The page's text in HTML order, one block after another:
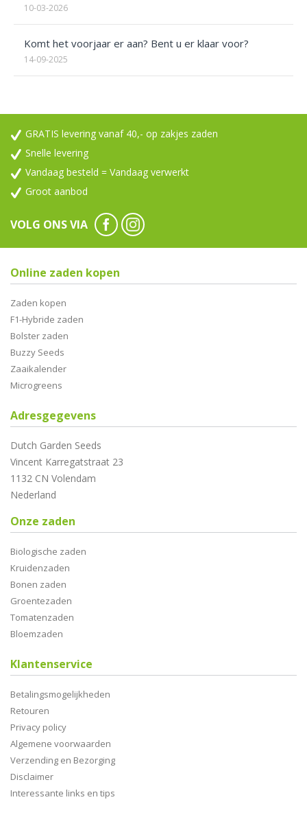
10-03-2026
Komt het voorjaar er aan? Bent u er klaar voor?
14-09-2025
GRATIS levering vanaf 40,- op zakjes zaden
Snelle levering
Vandaag besteld = Vandaag verwerkt
Groot aanbod
VOLG ONS VIA
Online zaden kopen
Zaden kopen
F1-Hybride zaden
Bolster zaden
Buzzy Seeds
Zaaikalender
Microgreens
Adresgegevens
Dutch Garden Seeds
Vincent Karregatstraat 23
1132 CN Volendam
Nederland
Onze zaden
Biologische zaden
Kruidenzaden
Bonen zaden
Groentezaden
Tomatenzaden
Bloemzaden
Klantenservice
Betalingsmogelijkheden
Retouren
Privacy policy
Algemene voorwaarden
Verzending en Bezorging
Disclaimer
Interessante links en tips